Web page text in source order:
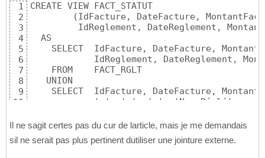
1
2
3
4
5
6
7
8
9
10
CREATE VIEW FACT_STATUT
(IdFacture, DateFacture,
IdReglement, DateReglement,
  AS
SELECT  IdFacture, DateFacture,
IdReglement, DateReglement,
    FROM    FACT_RGLT
   UNION
SELECT  IdFacture, DateFacture,
            ' ', ' ', ' ', 'Non Réglé'
Il ne sagit certes pas du cur de larticle, mais je me demandais
sil ne serait pas plus pertinent dutiliser une jointure externe.